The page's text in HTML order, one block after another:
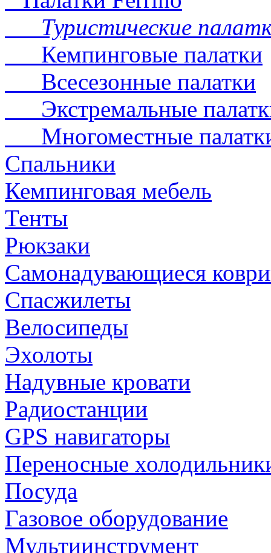
Туристические
Кемпинговые палатки
Всесезонные палатки
Экстремальные
Многоместные
Спальники
Кемпинговая мебель
Тенты
Рюкзаки
Самонадувающиеся
Спасжилеты
Велосипеды
Эхолоты
Надувные кровати
Радиостанции
GPS навигаторы
Переносные
Посуда
Газовое оборудование
Мультиинструмент